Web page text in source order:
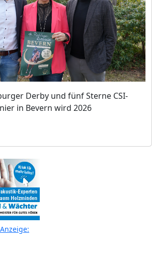
Derby und fünf Sterne CSI-
in Bevern wird 2026